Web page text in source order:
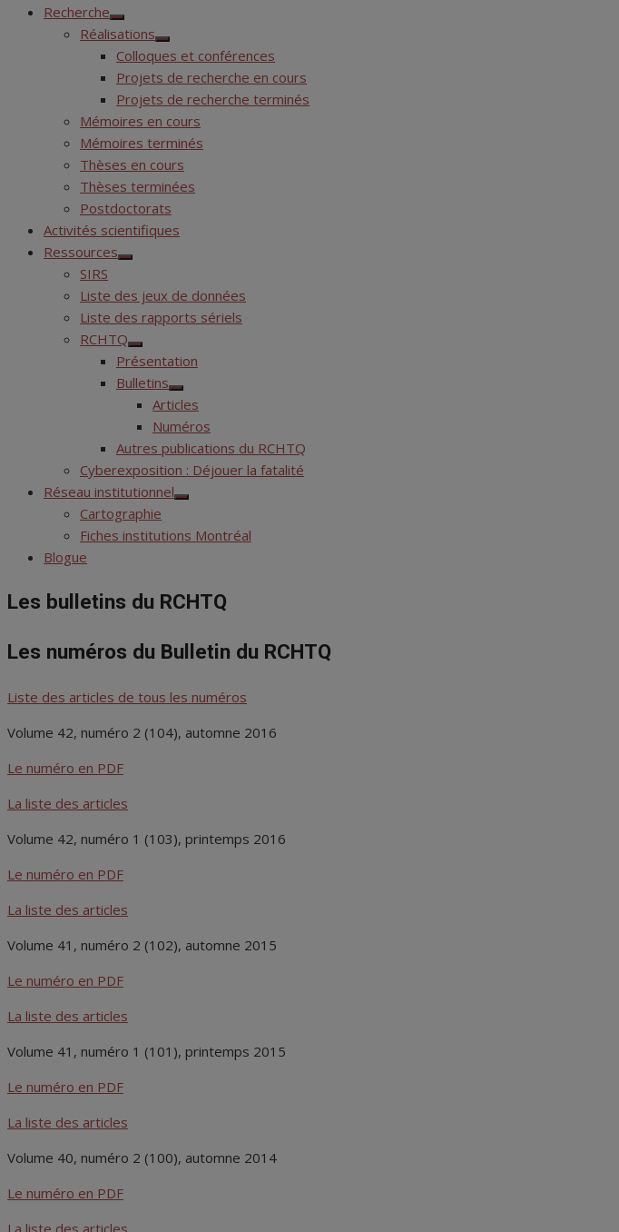
Recherche
Show
sub
menu
Réalisations
Show
sub
menu
Colloques et conférences
Projets de recherche en cours
Projets de recherche terminés
Mémoires en cours
Mémoires terminés
Thèses en cours
Thèses terminées
Postdoctorats
Activités scientifiques
Ressources
Show
menu
SIRS
Liste des jeux de données
Liste des rapports sériels
RCHTQ
Show
sub
menu
Présentation
Bulletins
Show
sub
menu
Articles
Numéros
Autres publications du RCHTQ
Cyberexposition : Déjouer la fatalité
Réseau institutionnel
Show
menu
Cartographie
Fiches institutions Montréal
Blogue
Les bulletins du RCHTQ
Les numéros du Bulletin du RCHTQ
Liste des articles de tous les numéros
Volume 42, numéro 2 (104), automne 2016
Le numéro en PDF
La liste des articles
Volume 42, numéro 1 (103), printemps 2016
Le numéro en PDF
La liste des articles
Volume 41, numéro 2 (102), automne 2015
Le numéro en PDF
La liste des articles
Volume 41, numéro 1 (101), printemps 2015
Le numéro en PDF
La liste des articles
Volume 40, numéro 2 (100), automne 2014
Le numéro en PDF